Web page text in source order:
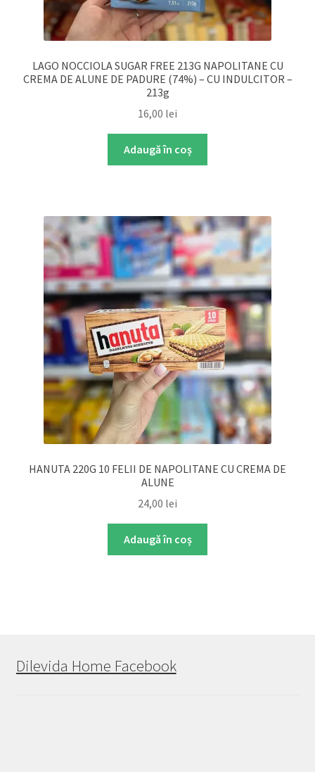
LAGO NOCCIOLA SUGAR FREE 213G NAPOLITANE CU
CREMA DE ALUNE DE PADURE (74%) – CU INDULCITOR –
213g
16,00 lei
Adaugă în coș
HANUTA 220G 10 FELII DE NAPOLITANE CU CREMA DE
ALUNE
24,00 lei
Adaugă în coș
Dilevida Home Facebook